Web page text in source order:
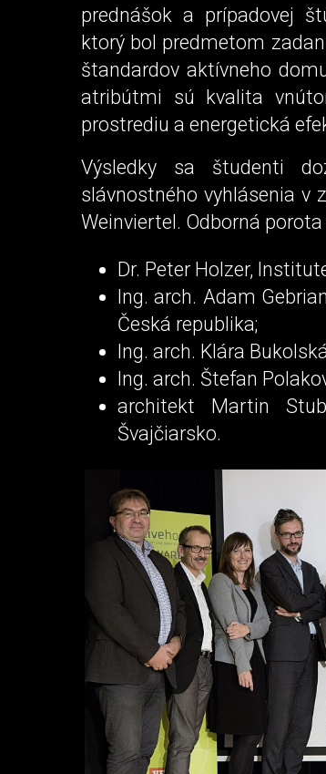
prednášok a prípadovej
ktorý bol predmetom
štandardov aktívneho
atribútmi sú kvalita
prostrediu a energetická
Výsledky sa študenti
slávnostného vyhlásenia v
Weinviertel. Odborná
Dr. Peter Holzer,
Ing. arch. Adam
Česká republika;
Ing. arch. Klára
Ing. arch. Štefan
architekt Martin
Švajčiarsko.